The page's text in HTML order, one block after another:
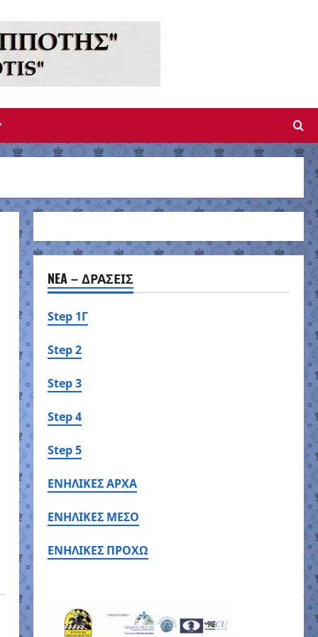
NEA – ΔΡΑΣΕΙΣ
Step 1Γ
Step 2
Step 3
Step 4
Step 5
ΕΝΗΛΙΚΕΣ ΑΡΧΑ
ΕΝΗΛΙΚΕΣ ΜΕΣΟ
ΕΝΗΛΙΚΕΣ ΠΡΟΧΩ